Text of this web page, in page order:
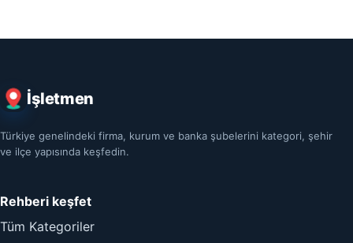
İşletmen
Türkiye genelindeki firma, kurum ve banka şubelerini kategori, şehir
ve ilçe yapısında keşfedin.
Rehberi keşfet
Tüm Kategoriler